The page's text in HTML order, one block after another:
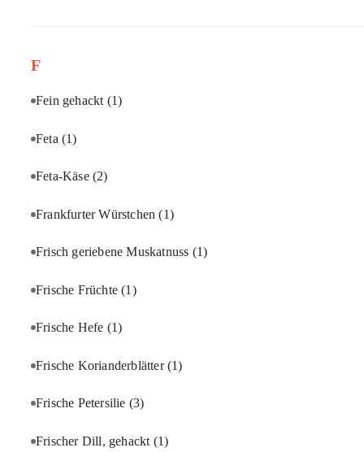
F
Fein gehackt (1)
Feta (1)
Feta-Käse (2)
Frankfurter Würstchen(1)
Frisch geriebene Muskatnuss (1)
Frische Früchte(1)
Frische Hefe (1)
Frische Korianderblätter(1)
Frische Petersilie (3)
Frischer Dill, gehackt (1)